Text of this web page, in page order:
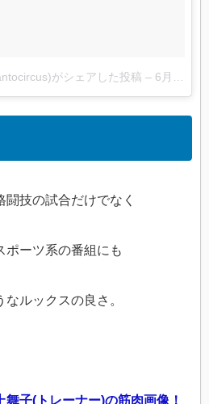
がシェアした投稿 – 6月 13, 2017 at 9:18午後 PDT
技の試合だけでなく
ポーツ系の番組にも
ルックスの良さ。
舞子(トレーナー)の筋肉画像！